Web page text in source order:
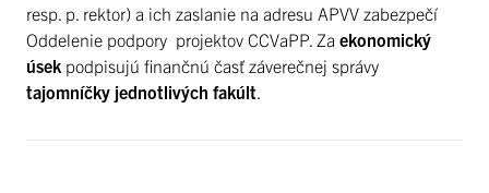
resp. p. rektor) a ich zaslanie na adresu APVV zabezpečí
Oddelenie podpory projektov CCVaPP. Za ekonomický
úsek podpisujú finančnú časť záverečnej správy
tajomníčky jednotlivých fakúlt